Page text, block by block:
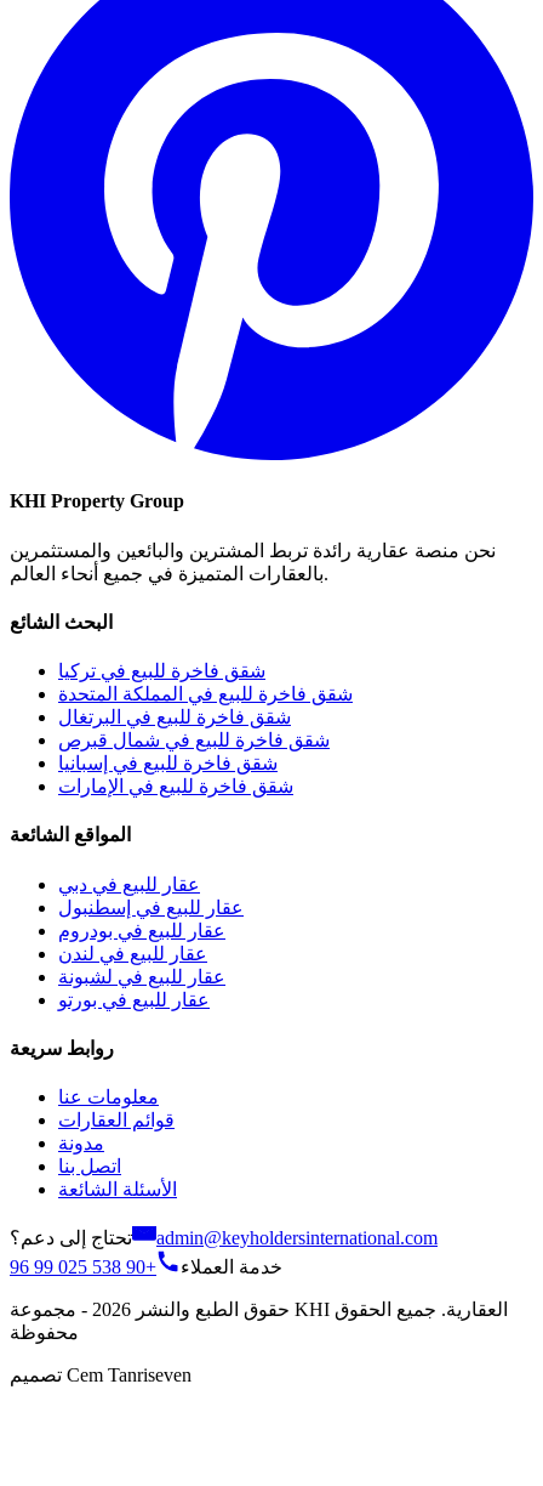
KHI Property Group
نحن منصة عقارية رائدة تربط المشترين والبائعين والمستثمرين
بالعقارات المتميزة في جميع أنحاء العالم.
البحث الشائع
شقق فاخرة للبيع في تركيا
شقق فاخرة للبيع في المملكة المتحدة
شقق فاخرة للبيع في البرتغال
شقق فاخرة للبيع في شمال قبرص
شقق فاخرة للبيع في إسبانيا
شقق فاخرة للبيع في الإمارات
المواقع الشائعة
عقار للبيع في دبي
عقار للبيع في إسطنبول
عقار للبيع في بودروم
عقار للبيع في لندن
عقار للبيع في لشبونة
عقار للبيع في بورتو
روابط سريعة
معلومات عنا
قوائم العقارات
مدونة
اتصل بنا
الأسئلة الشائعة
تحتاج إلى دعم؟
admin@keyholdersinternational.com
خدمة العملاء
+90 538 025 99 96
حقوق الطبع والنشر 2026 - مجموعة KHI العقارية. جميع الحقوق
محفوظة
تصميم Cem Tanriseven